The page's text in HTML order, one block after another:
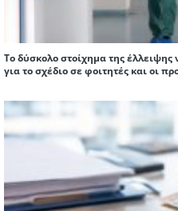
Το δύσκολο στοίχημα της
για το σχέδιο σε φοιτητές και οι